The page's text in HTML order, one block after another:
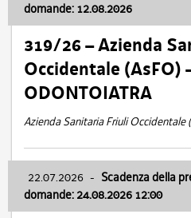
domande: 12.08.2026
319/26 – Azienda
Occidentale (AsFO)
ODONTOIATRA
Azienda Sanitaria Friuli Occidentale
22.07.2026 - Scadenza della
domande: 24.08.2026 12:00